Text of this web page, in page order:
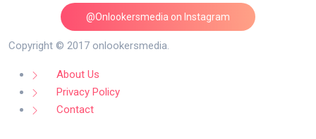
@Onlookersmedia on Instagram
Follow on Instagram
Copyright © 2017 onlookersmedia.
About Us
Privacy Policy
Contact